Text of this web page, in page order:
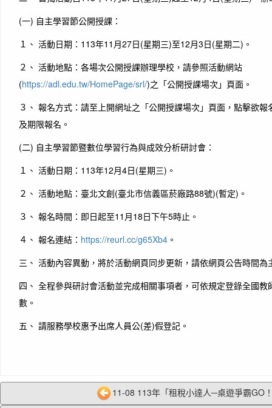
(一) 自主學習節公開授課：
１、 活動日期：113年11月27日(星期三)至12月3日(星期二)。
２、 活動地點：各場次公開授課辦理學校，請參照活動網站
(https://adl.edu.tw/HomePage/srl/)之「公開授課場次」頁面。
３、 報名方式：請至上開網址之「公開授課場次」頁面，點擊欲
及期限報名。
(二) 自主學習節暨數位學習行為與成效分析研討會：
１、 活動日期：113年12月4日(星期三)。
２、 活動地點：臺北文創(臺北市信義區菸廠路88號)(暫定)。
３、 報名時間：即日起至11月18日下午5時止。
４、 報名連結： https://reurl.cc/g65Xb4 。
三、 活動內容異動，將於活動網頁同步更新，請依網頁公告時間為
四、 全程參與研討會活動並完成相關事項者，可依規定登錄全國
數。
五、 請服務學校惠予出席人員公(差)假登記。
11-08 113年「租稅小達人─桌遊爭霸GO